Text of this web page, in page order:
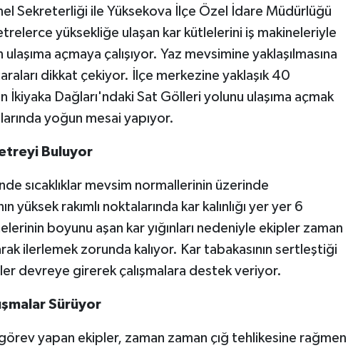
Sekreterliği ile Yüksekova İlçe Özel İdare Müdürlüğü
yüksekliğe ulaşan kar kütlelerini iş makineleriyle
açmaya çalışıyor. Yaz mevsimine yaklaşılmasına
dikkat çekiyor. İlçe merkezine yaklaşık 40
İkiyaka Dağları'ndaki Sat Gölleri yolunu ulaşıma açmak
yoğun mesai yapıyor.
Buluyor
sıcaklıklar mevsim normallerinin üzerinde
yüksek rakımlı noktalarında kar kalınlığı yer yer 6
boyunu aşan kar yığınları nedeniyle ekipler zaman
ilerlemek zorunda kalıyor. Kar tabakasının sertleştiği
devreye girerek çalışmalara destek veriyor.
Sürüyor
yapan ekipler, zaman zaman çığ tehlikesine rağmen